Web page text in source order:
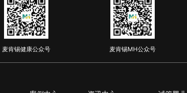
麦肯锡健康公众号 麦肯锡MH公众号